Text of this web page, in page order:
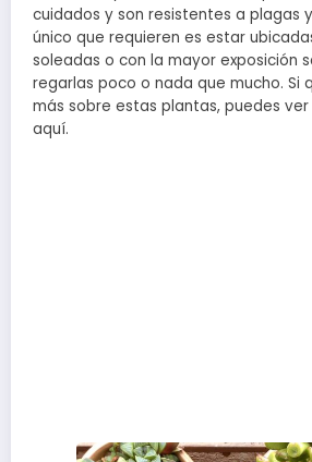
cuidados y son resistentes a plagas
único que requieren es estar
soleadas o con la mayor exposición
regarlas poco o nada que mucho. Si
más sobre estas plantas, puedes
aquí.